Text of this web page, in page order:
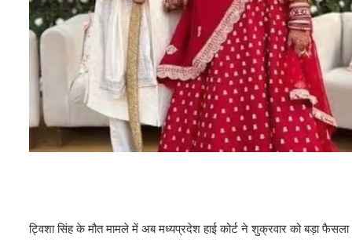
ट्विशा सिंह के मौत मामले में अब मध्यप्रदेश हाई कोर्ट ने शुक्रवार को बड़ा फैसला